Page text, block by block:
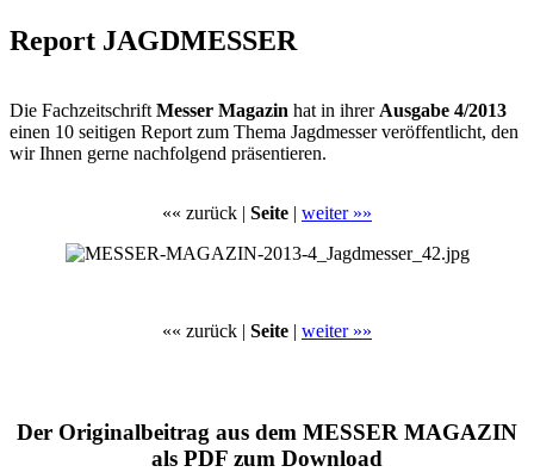
Report JAGDMESSER
Die Fachzeitschrift Messer Magazin hat in ihrer Ausgabe 4/2013
einen 10 seitigen Report zum Thema Jagdmesser veröffentlicht, den
wir Ihnen gerne nachfolgend präsentieren.
«« zurück | Seite | weiter »»
«« zurück | Seite | weiter »»
Der Originalbeitrag aus dem MESSER MAGAZIN
als PDF zum Download